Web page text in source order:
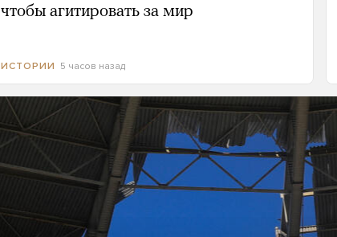
чтобы агитировать за мир
ИСТОРИИ 5 часов назад